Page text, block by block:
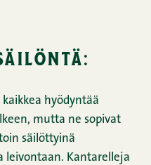
hyödyntää
mutta ne sopivat
säilöttyinä
leivontaan. Kantarelleja